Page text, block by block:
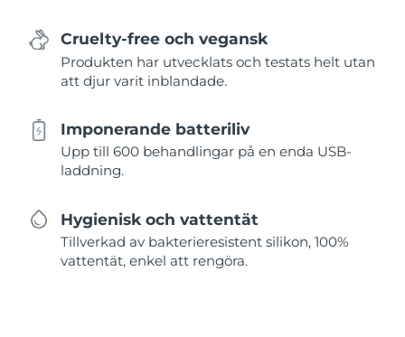
Cruelty-free och vegansk
Produkten har utvecklats och testats helt utan
att djur varit inblandade.
Imponerande batteriliv
Upp till 600 behandlingar på en enda USB-
laddning.
Hygienisk och vattentät
Tillverkad av bakterieresistent silikon, 100%
vattentät, enkel att rengöra.